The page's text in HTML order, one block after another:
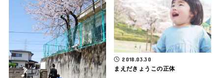
2018.03.30
まえだきょうこの正体